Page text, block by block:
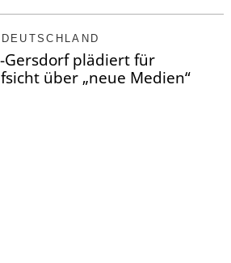
DEUTSCHLAND
Gersdorf plädiert für
über „neue Medien“